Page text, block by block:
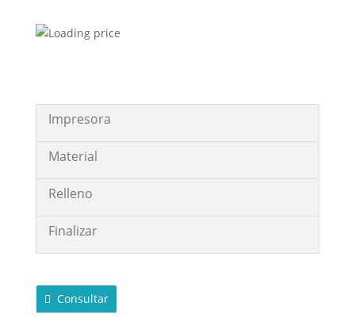
Impresora
Material
Relleno
Finalizar
Consultar